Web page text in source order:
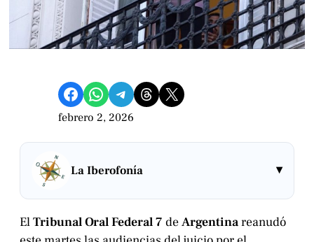
Compartir en Facebook Compartir en WhatsApp Compartir en Telegram Share on Threads Compartir en X
febrero 2, 2026
La Iberofonía ▾
ElTribunal Oral Federal 7 deArgentinareanudó